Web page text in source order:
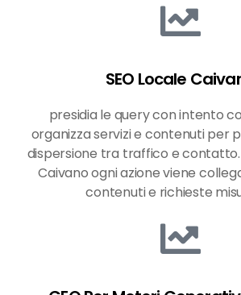
SEO Locale
presidia le query con intento
organizza servizi e contenuti per
dispersione tra traffico e
Caivano ogni azione viene
contenuti e richieste